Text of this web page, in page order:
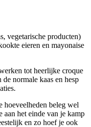
vegetarische producten)
eieren en mayonaise
tot heerlijke croque
normale kaas en hesp
hoeveelheden beleg wel
aan het einde van je kamp
en zo hoef je ook